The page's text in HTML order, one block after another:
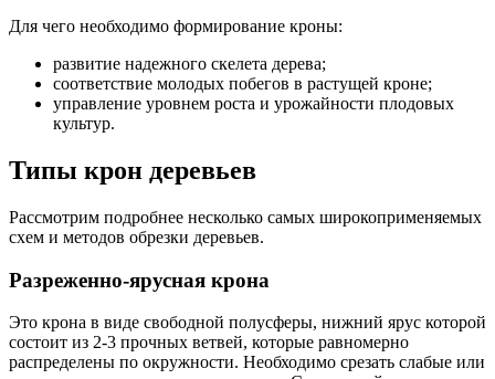
Для чего необходимо формирование кроны:
развитие надежного скелета дерева;
соответствие молодых побегов в растущей кроне;
управление уровнем роста и урожайности плодовых
культур.
Типы крон деревьев
Рассмотрим подробнее несколько самых широкоприменяемых
схем и методов обрезки деревьев.
Разреженно-ярусная крона
Это крона в виде свободной полусферы, нижний ярус которой
состоит из 2-3 прочных ветвей, которые равномерно
распределены по окружности. Необходимо срезать слабые или